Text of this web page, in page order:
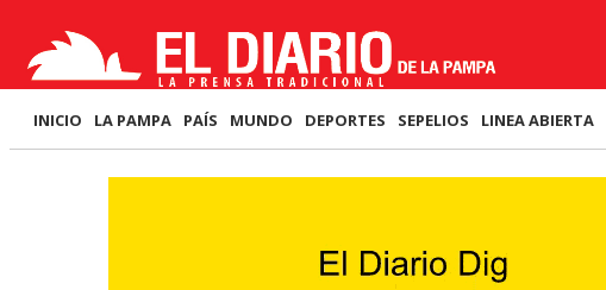
INICIO LA PAMPA PAÍS MUNDO DEPORTES SEPELIOS LINEA ABIERTA